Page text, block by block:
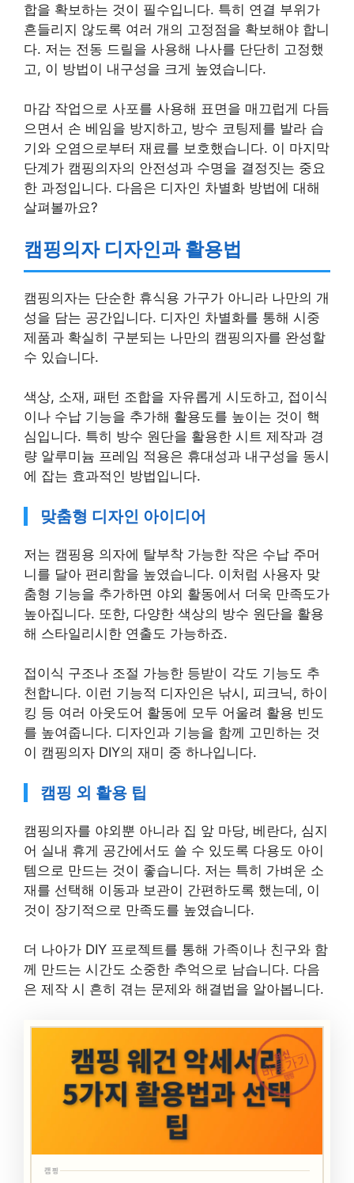
합을 확보하는 것이 필수입니다. 특히 연결 부위가
흔들리지 않도록 여러 개의 고정점을 확보해야 합니
다. 저는 전동 드릴을 사용해 나사를 단단히 고정했
고, 이 방법이 내구성을 크게 높였습니다.
마감 작업으로 사포를 사용해 표면을 매끄럽게 다듬
으면서 손 베임을 방지하고, 방수 코팅제를 발라 습
기와 오염으로부터 재료를 보호했습니다. 이 마지막
단계가 캠핑의자의 안전성과 수명을 결정짓는 중요
한 과정입니다. 다음은 디자인 차별화 방법에 대해
살펴볼까요?
캠핑의자 디자인과 활용법
캠핑의자는 단순한 휴식용 가구가 아니라 나만의 개
성을 담는 공간입니다. 디자인 차별화를 통해 시중
제품과 확실히 구분되는 나만의 캠핑의자를 완성할
수 있습니다.
색상, 소재, 패턴 조합을 자유롭게 시도하고, 접이식
이나 수납 기능을 추가해 활용도를 높이는 것이 핵
심입니다. 특히 방수 원단을 활용한 시트 제작과 경
량 알루미늄 프레임 적용은 휴대성과 내구성을 동시
에 잡는 효과적인 방법입니다.
맞춤형 디자인 아이디어
저는 캠핑용 의자에 탈부착 가능한 작은 수납 주머
니를 달아 편리함을 높였습니다. 이처럼 사용자 맞
춤형 기능을 추가하면 야외 활동에서 더욱 만족도가
높아집니다. 또한, 다양한 색상의 방수 원단을 활용
해 스타일리시한 연출도 가능하죠.
접이식 구조나 조절 가능한 등받이 각도 기능도 추
천합니다. 이런 기능적 디자인은 낚시, 피크닉, 하이
킹 등 여러 아웃도어 활동에 모두 어울려 활용 빈도
를 높여줍니다. 디자인과 기능을 함께 고민하는 것
이 캠핑의자 DIY의 재미 중 하나입니다.
캠핑 외 활용 팁
캠핑의자를 야외뿐 아니라 집 앞 마당, 베란다, 심지
어 실내 휴게 공간에서도 쓸 수 있도록 다용도 아이
템으로 만드는 것이 좋습니다. 저는 특히 가벼운 소
재를 선택해 이동과 보관이 간편하도록 했는데, 이
것이 장기적으로 만족도를 높였습니다.
더 나아가 DIY 프로젝트를 통해 가족이나 친구와 함
께 만드는 시간도 소중한 추억으로 남습니다. 다음
은 제작 시 흔히 겪는 문제와 해결법을 알아봅니다.
최신
바로가기
캠핑
캠핑